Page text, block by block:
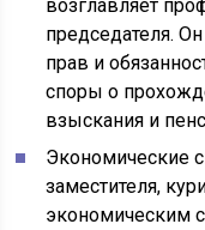
возглавляет
председателя.
прав и
споры о
взыскания и
Экономические
заместителя,
экономическим